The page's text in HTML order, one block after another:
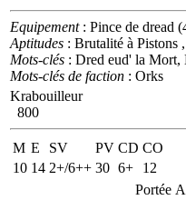
Equipement: Pince de dread
Aptitudes : Brutalité à Pistons
Mots-clés : Dred eud' la Mort,
Mots-clés de faction : Orks
Krabouilleur
800
M E SV PV CD CO
10 14 2+/6++ 30 6+
12
Portée A